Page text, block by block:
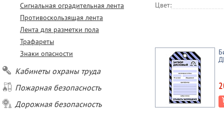
Сигнальная оградительная лента
Противоскользящая лента
Лента для разметки пола
Трафареты
Знаки опасности
Кабинеты охраны труда
Пожарная безопасность
Дорожная безопасность
Цвет: